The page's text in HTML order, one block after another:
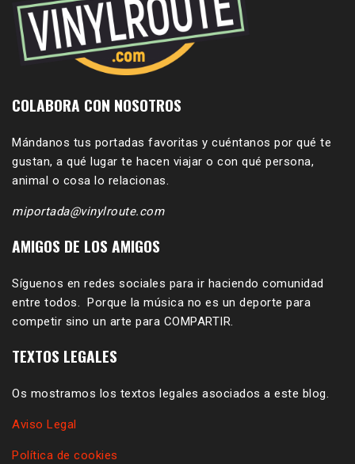
COLABORA CON NOSOTROS
Mándanos tus portadas favoritas y cuéntanos por qué te
gustan, a qué lugar te hacen viajar o con qué persona,
animal o cosa lo relacionas.
miportada@vinylroute.com
AMIGOS DE LOS AMIGOS
Síguenos en redes sociales para ir haciendo comunidad
entre todos. Porque la música no es un deporte para
competir sino un arte para COMPARTIR.
TEXTOS LEGALES
Os mostramos los textos legales asociados a este blog.
Aviso Legal
Política de cookies